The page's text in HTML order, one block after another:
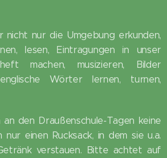
nicht nur die Umgebung erkunden,
lesen, Eintragungen in unser
machen, musizieren, Bilder
Wörter lernen, turnen,
den Draußenschule-Tagen keine
nur einen Rucksack, in dem sie u.a.
verstauen. Bitte achtet auf